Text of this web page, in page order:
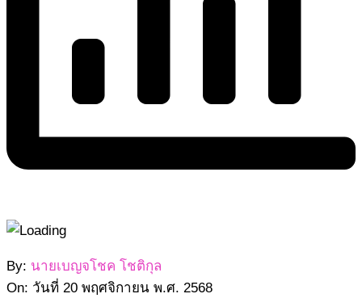
2568-
11-
By: นายเบญจโชค โชติกุล
On: วันที่ 20 พฤศจิกายน พ.ศ. 2568